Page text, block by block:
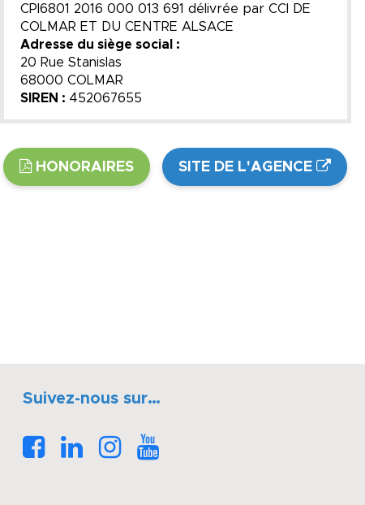
CPI6801 2016 000 013 691 délivrée par CCI DE
COLMAR ET DU CENTRE ALSACE
Adresse du siège social :
20 Rue Stanislas
68000 COLMAR
SIREN : 452067655
HONORAIRES SITE DE L'AGENCE
Suivez-nous sur…